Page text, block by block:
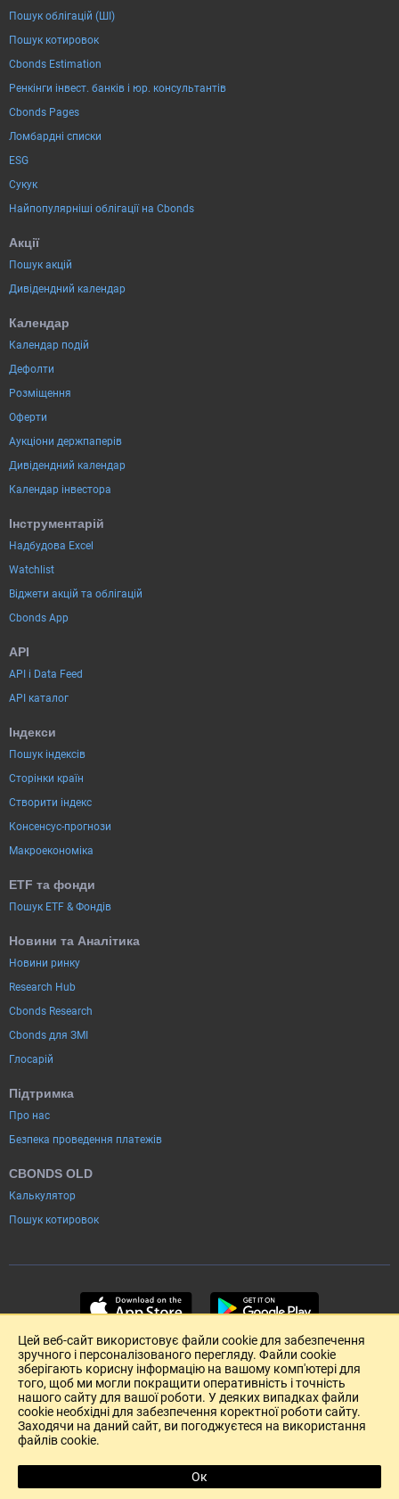
Пошук облігацій (ШІ)
Пошук котировок
Cbonds Estimation
Ренкінги інвест. банків і юр. консультантів
Cbonds Pages
Ломбардні списки
ESG
Сукук
Найпопулярніші облігації на Cbonds
Акції
Пошук акцій
Дивідендний календар
Календар
Календар подій
Дефолти
Розміщення
Оферти
Аукціони держпаперів
Дивідендний календар
Календар інвестора
Інструментарій
Надбудова Excel
Watchlist
Віджети акцій та облігацій
Cbonds App
API
API і Data Feed
API каталог
Індекси
Пошук індексів
Сторінки країн
Створити індекс
Консенсус-прогнози
Макроекономіка
ETF та фонди
Пошук ETF & Фондів
Новини та Аналітика
Новини ринку
Research Hub
Cbonds Research
Cbonds для ЗМІ
Глосарій
Підтримка
Про нас
Безпека проведення платежів
CBONDS OLD
Калькулятор
Пошук котировок
Розміщення реклами
Цей веб-сайт використовує файли cookie для забезпечення
зручного і персоналізованого перегляду. Файли cookie
зберігають корисну інформацію на вашому комп'ютері для
того, щоб ми могли покращити оперативність і точність
нашого сайту для вашої роботи. У деяких випадках файли
cookie необхідні для забезпечення коректної роботи сайту.
Заходячи на даний сайт, ви погоджуєтеся на використання
файлів cookie.
Ок